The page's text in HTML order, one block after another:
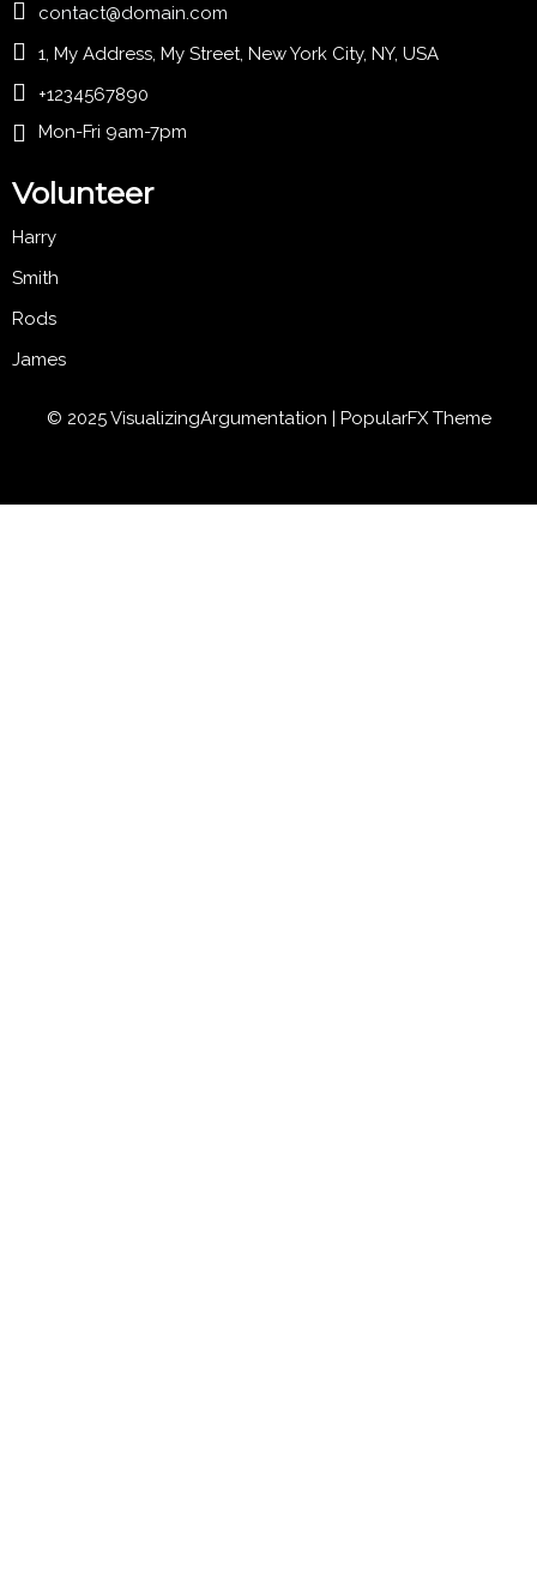
contact@domain.com
1, My Address, My Street, New York City, NY, USA
+1234567890
Mon-Fri 9am-7pm
Volunteer
Harry
Smith
Rods
James
© 2025 VisualizingArgumentation | PopularFX Theme